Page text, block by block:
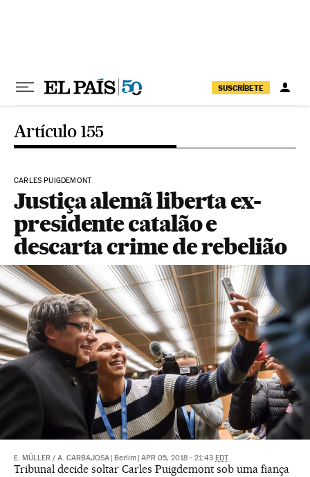
SUSCRÍBETE
Artículo 155
CARLES PUIGDEMONT
Justiça alemã liberta ex-
presidente catalão e
descarta crime de rebelião
E. MÜLLER / A. CARBAJOSA Berlim APR 05, 2018 - 21:43 EDT
Tribunal decide soltar Carles Puigdemont sob uma fiança